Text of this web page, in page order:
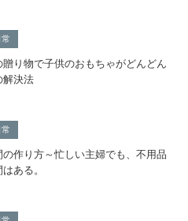
り物で子供のおもちゃがどんどん
解決法
の作り方～忙しい主婦でも、不用品
ある。